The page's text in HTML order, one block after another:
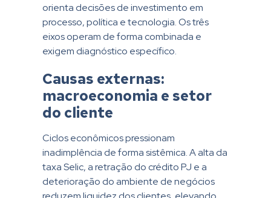
orienta decisões de investimento em
processo, política e tecnologia. Os três
eixos operam de forma combinada e
exigem diagnóstico específico.
Causas externas:
macroeconomia e setor
do cliente
Ciclos econômicos pressionam
inadimplência de forma sistêmica. A alta da
taxa Selic, a retração do crédito PJ e a
deterioração do ambiente de negócios